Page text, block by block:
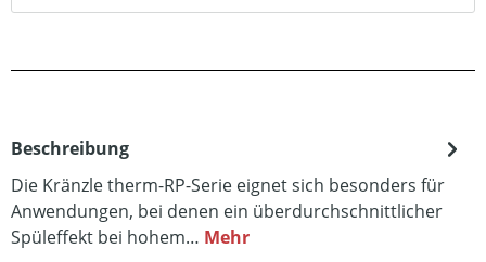
Beschreibung
Die Kränzle therm-RP-Serie eignet sich besonders für
Anwendungen, bei denen ein überdurchschnittlicher
Spüleffekt bei hohem… Mehr